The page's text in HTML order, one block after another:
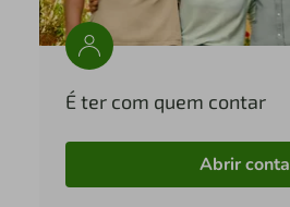
É ter com quem contar
Abrir conta